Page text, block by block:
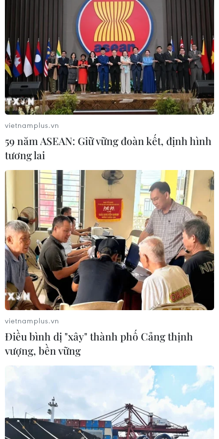
Vĩnh Long: Còn thông tin là còn tìm
kiếm, không bỏ sót hài cốt liệt sỹ
08/08/2026 03:23
Xem thêm
CƠ QUAN CHỦ QUẢN: THÔNG TẤN XÃ VIỆT NAM
Tổng Biên tập: TRẦN TIẾN DUẨN
Phó Tổng Biên tập: NGUYỄN THỊ TÁM, KHÚC THANH
THỦY
Sở hữu trí tuệ
Quy định sử dụng
RSS
Hỗ trợ
Ngôn ngữ
TTXVN
Dịch vụ tin
Quảng cáo
Liên hệ
Giấy phép số: 1374/GP-BTTTT do Bộ Thông tin và Truyền thông
cấp ngày 11/9/2008.
Quảng cáo: Phó TBT Nguyễn Thị Tám: 093.5958688, Email:
tamvna@gmail.com
Điện thoại: (024) 39411349 - (024) 39411348, Fax: (024)
39411348
Email:vietnamplus2008@gmail.com
vietnamplus.vn
59 năm ASEAN: Giữ vững đoàn kết, định hình
tương lai
vietnamplus.vn
Điều bình dị "xây" thành phố Cảng thịnh
vượng, bền vững